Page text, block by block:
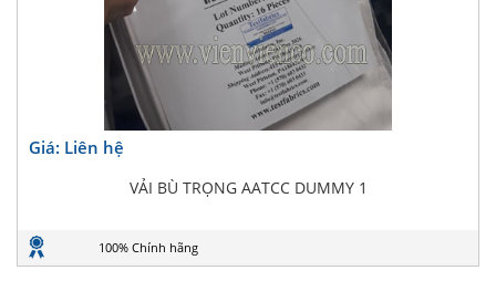
Giá: Liên hệ
VẢI BÙ TRỌNG AATCC DUMMY 1
100% Chính hãng